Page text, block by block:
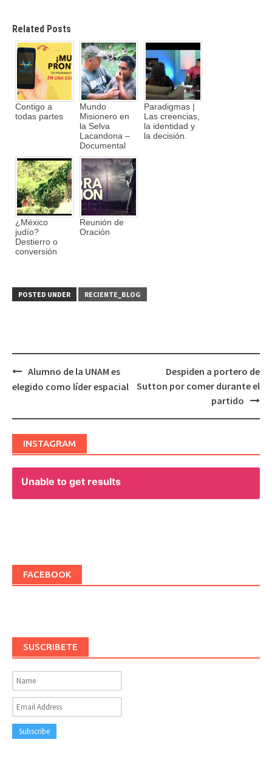
Related Posts
Contigo a
todas partes
Mundo
Misionero en
la Selva
Lacandona –
Documental
Paradigmas |
Las creencias,
la identidad y
la decisión.
¿México
judío?
Destierro o
conversión
Reunión de
Oración
POSTED UNDER RECIENTE_BLOG
Post
navigation
Alumno de la UNAM es
elegido como líder espacial
Despiden a portero de
Sutton por comer durante el
partido
INSTAGRAM
Unable to get results
FACEBOOK
SUSCRIBETE